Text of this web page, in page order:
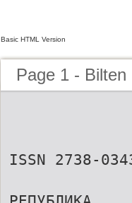
Basic HTML Version
Page 1 -
ISSN 2738-